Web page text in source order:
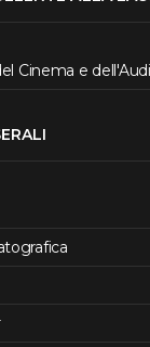
Cinema e